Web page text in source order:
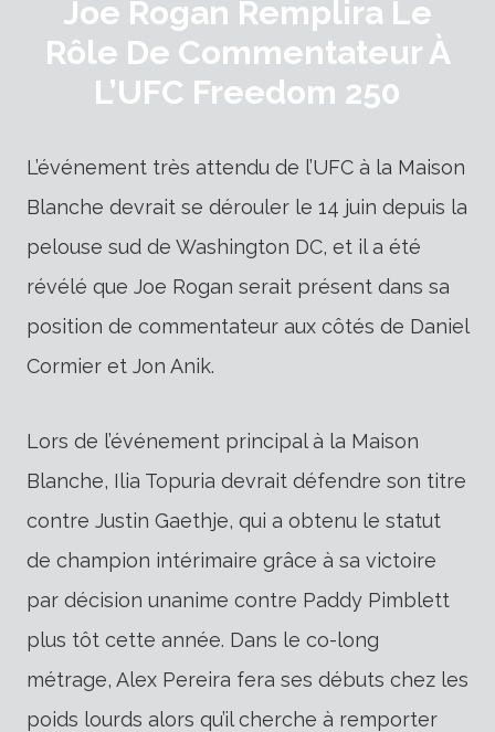
Joe Rogan Remplira Le
Rôle De Commentateur À
L’UFC Freedom 250
L’événement très attendu de l’UFC à la Maison
Blanche devrait se dérouler le 14 juin depuis la
pelouse sud de Washington DC, et il a été
révélé que Joe Rogan serait présent dans sa
position de commentateur aux côtés de Daniel
Cormier et Jon Anik.
Lors de l’événement principal à la Maison
Blanche, Ilia Topuria devrait défendre son titre
contre Justin Gaethje, qui a obtenu le statut
de champion intérimaire grâce à sa victoire
par décision unanime contre Paddy Pimblett
plus tôt cette année. Dans le co-long
métrage, Alex Pereira fera ses débuts chez les
poids lourds alors qu’il cherche à remporter